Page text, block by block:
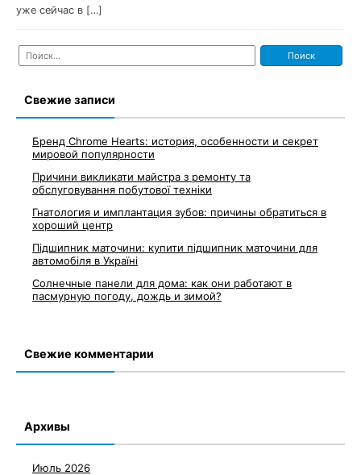
уже сейчас в […]
Найти:
Свежие записи
Бренд Chrome Hearts: история, особенности и секрет
мировой популярности
Причини викликати майстра з ремонту та
обслуговування побутової техніки
Гнатология и имплантация зубов: причины обратиться в
хороший центр
Підшипник маточини: купити підшипник маточини для
автомобіля в Україні
Солнечные панели для дома: как они работают в
пасмурную погоду, дождь и зимой?
Свежие комментарии
Архивы
Июль 2026